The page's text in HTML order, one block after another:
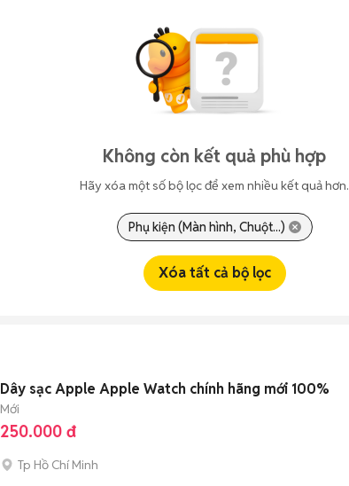
Không còn kết quả phù hợp
Hãy xóa một số bộ lọc để xem nhiều kết quả hơn.
Phụ kiện (Màn hình, Chuột...)
Xóa tất cả bộ lọc
Dây sạc Apple Apple Watch chính hãng mới 100%
Mới
250.000 đ
Tp Hồ Chí Minh